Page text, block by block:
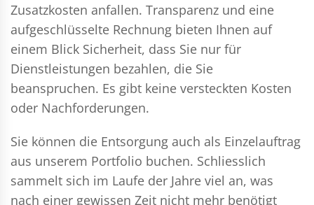
Zusatzkosten anfallen. Transparenz und eine
aufgeschlüsselte Rechnung bieten Ihnen auf
einem Blick Sicherheit, dass Sie nur für
Dienstleistungen bezahlen, die Sie
beanspruchen. Es gibt keine versteckten Kosten
oder Nachforderungen.
Sie können die Entsorgung auch als Einzelauftrag
aus unserem Portfolio buchen. Schliesslich
sammelt sich im Laufe der Jahre viel an, was
nach einer gewissen Zeit nicht mehr benötigt